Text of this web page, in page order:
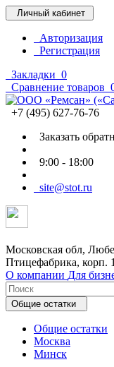
Личный кабинет
Авторизация
Регистрация
Закладки 0
Сравнение товаров
+7 (495) 627-76-76
Заказать
9:00 - 18:00
site@stot.ru
Московская обл,
Птицефабрика, корп.
О компании Для
Общие остатки
Общие остатки
Москва
Минск